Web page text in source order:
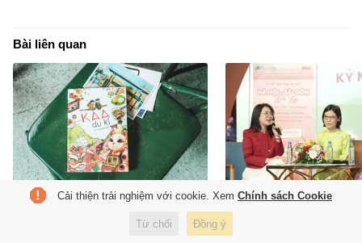
Bài liên quan
Bộ sách khám phá
lịch sử, văn hóa nổi
Cải thiện trải nghiệm với cookie. Xem Chính sách Cookie
Từ chối Đồng ý